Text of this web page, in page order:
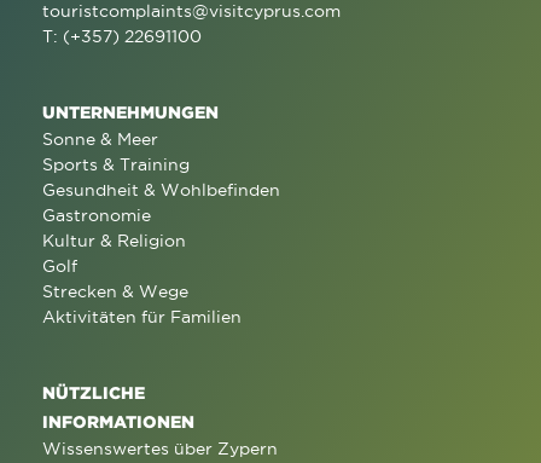
touristcomplaints@visitcyprus.com
T: (+357) 22691100
UNTERNEHMUNGEN
Sonne & Meer
Sports & Training
Gesundheit & Wohlbefinden
Gastronomie
Kultur & Religion
Golf
Strecken & Wege
Aktivitäten für Familien
NÜTZLICHE
INFORMATIONEN
Wissenswertes über Zypern